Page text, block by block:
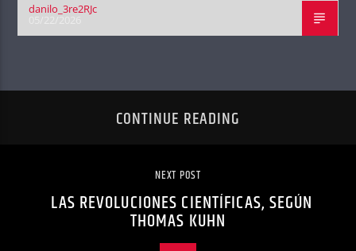
danilo_3re2RJc
CONTINUE READING
NEXT POST
LAS REVOLUCIONES CIENTÍFICAS, SEGÚN
THOMAS KUHN